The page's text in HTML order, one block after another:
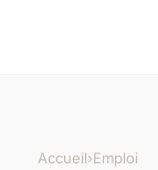
Accueil›Emploi